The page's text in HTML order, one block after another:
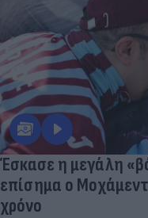
Έσκασε η μεγάλη
επίσημα ο
χρόνο